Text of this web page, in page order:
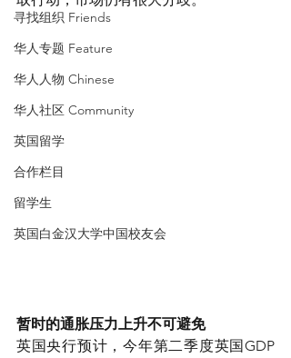
寻找组织 Friends
华人专题 Feature
华人人物 Chinese
华人社区 Community
英国留学
合作栏目
留学生
英国白金汉大学中国校友会
暂时的通胀压力上升不可避免
英国央行预计，今年第二季度英国GDP